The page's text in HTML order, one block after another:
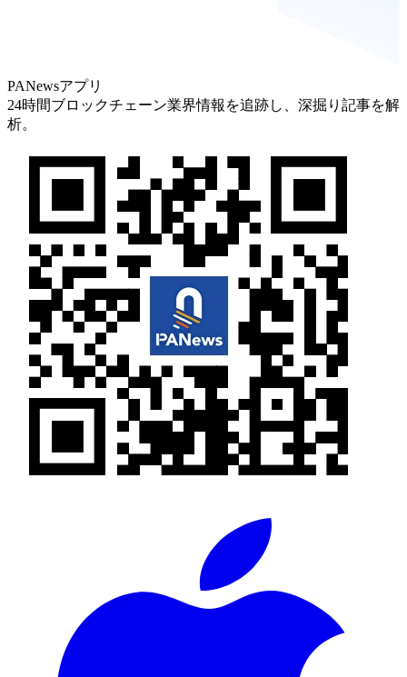
PANewsアプリ
24時間ブロックチェーン業界情報を追跡し、深掘り記事を解
析。